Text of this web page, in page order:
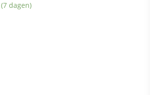
dagen)